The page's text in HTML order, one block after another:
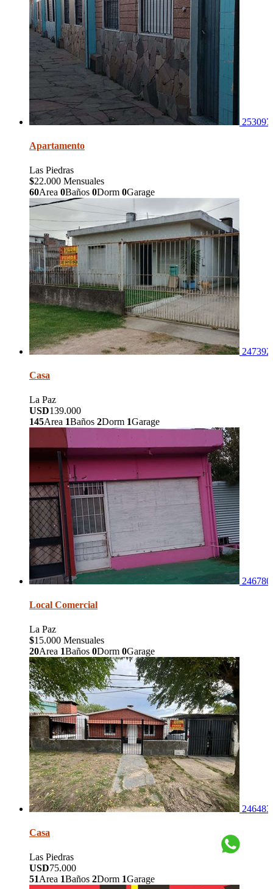
253097
Apartamento
Las Piedras
$22.000 Mensuales
60Area 0Baños 0Dorm 0Garage
247392
Casa
La Paz
USD139.000
145Area 1Baños 2Dorm 1Garage
246780
Local Comercial
La Paz
$15.000 Mensuales
20Area 1Baños 0Dorm 0Garage
246483
Casa
Las Piedras
USD75.000
51Area 1Baños 2Dorm 1Garage